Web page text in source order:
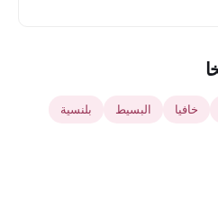
خافيا البسيط بلنسية